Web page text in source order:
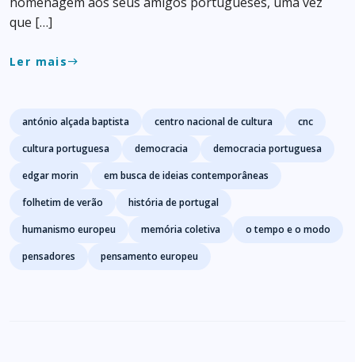
que […]
Ler maiseast
Tags
antónio alçada baptista centro nacional de cultura
cnc
cultura portuguesa
democracia
democracia portuguesa
edgar morin
em busca de ideias contemporâneas
folhetim de verão
história de portugal
humanismo europeu
memória coletiva
o tempo e o modo
pensadores
pensamento europeu